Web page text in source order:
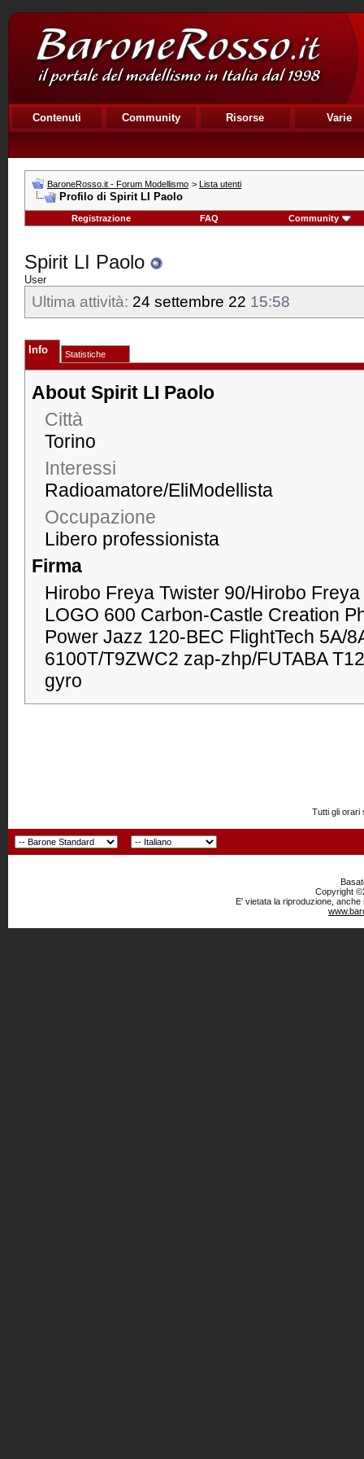
Contenuti Community Risorse Varie
BaroneRosso.it - Forum Modellismo > Lista utenti
Profilo di Spirit LI Paolo
Registrazione FAQ Community
Spirit LI Paolo
User
Ultima attività: 24 settembre 22 15:58
Info Statistiche
About Spirit LI Paolo
Città
Torino
Interessi
Radioamatore/EliModellista
Occupazione
Libero professionista
Firma
Hirobo Freya Twister 90/Hirobo
LOGO 600 Carbon-Castle Creation
Power Jazz 120-BEC FlightTech 5A/
6100T/T9ZWC2 zap-zhp/FUTABA
gyro
Tutti gli orari
Copyright
E' vietata la riproduzione,